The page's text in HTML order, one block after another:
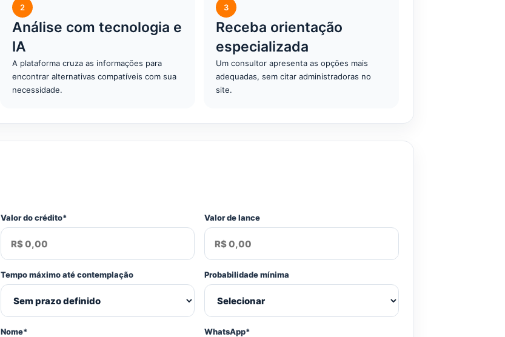
2
Análise com tecnologia e
IA
A plataforma cruza as informações para
encontrar alternativas compatíveis com sua
necessidade.
3
Receba orientação
especializada
Um consultor apresenta as opções mais
adequadas, sem citar administradoras no
site.
Valor do crédito* Valor de lance
Tempo máximo até contemplação Probabilidade mínima
Nome* WhatsApp*